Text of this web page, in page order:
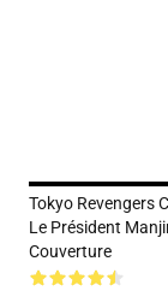
Tokyo Revengers
Le Président
Couverture